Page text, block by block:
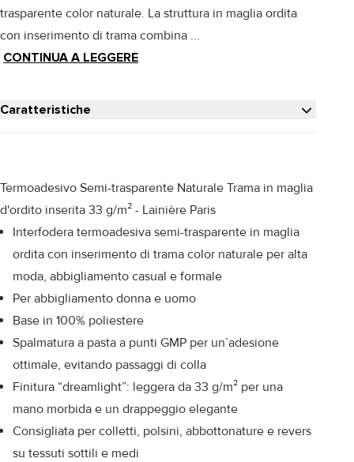
trasparente color naturale. La struttura in maglia ordita
con inserimento di trama combina ...
CONTINUA A LEGGERE
Caratteristiche
Termoadesivo Semi-trasparente Naturale Trama in maglia
d'ordito inserita 33 g/m² - Lainière Paris
Interfodera termoadesiva semi-trasparente in maglia
ordita con inserimento di trama color naturale per alta
moda, abbigliamento casual e formale
Per abbigliamento donna e uomo
Base in 100% poliestere
Spalmatura a pasta a punti GMP per un’adesione
ottimale, evitando passaggi di colla
Finitura “dreamlight”: leggera da 33 g/m² per una
mano morbida e un drappeggio elegante
Consigliata per colletti, polsini, abbottonature e revers
su tessuti sottili e medi